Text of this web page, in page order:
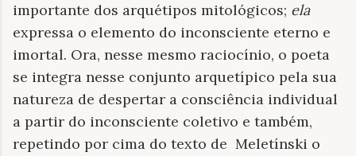
importante dos arquétipos mitológicos; ela
expressa o elemento do inconsciente eterno e
imortal. Ora, nesse mesmo raciocínio, o poeta
se integra nesse conjunto arquetípico pela sua
natureza de despertar a consciência individual
a partir do inconsciente coletivo e também,
repetindo por cima do texto de Meletínski o